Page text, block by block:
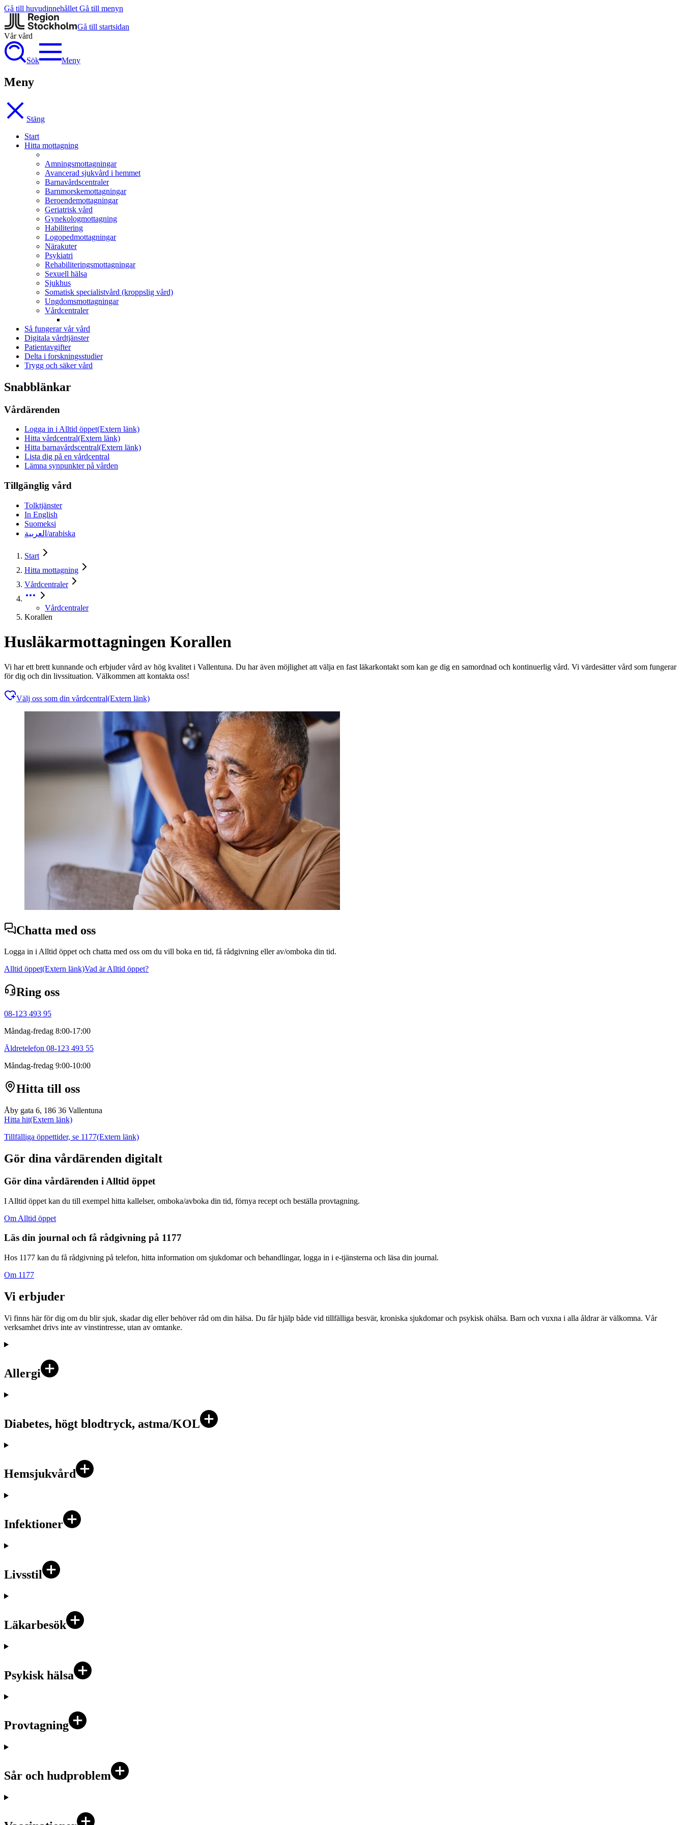
Gå till huvudinnehållet Gå till menyn
Gå till startsidan
Vår vård
Sök Meny
Meny
Stäng
Start
Hitta mottagning
Amningsmottagningar
Avancerad sjukvård i hemmet
Barnavårdscentraler
Barnmorskemottagningar
Beroendemottagningar
Geriatrisk vård
Gynekologmottagning
Habilitering
Logopedmottagningar
Närakuter
Psykiatri
Rehabiliteringsmottagningar
Sexuell hälsa
Sjukhus
Somatisk specialistvård (kroppslig vård)
Ungdomsmottagningar
Vårdcentraler
Så fungerar vår vård
Digitala vårdtjänster
Patientavgifter
Delta i forskningsstudier
Trygg och säker vård
Snabblänkar
Vårdärenden
Logga in i Alltid öppet(Extern länk)
Hitta vårdcentral(Extern länk)
Hitta barnavårdscentral(Extern länk)
Lista dig på en vårdcentral
Lämna synpunkter på vården
Tillgänglig vård
Tolktjänster
In English
Suomeksi
العربية/arabiska
Start
Hitta mottagning
Vårdcentraler
Vårdcentraler
Korallen
Husläkarmottagningen Korallen
Vi har ett brett kunnande och erbjuder vård av hög kvalitet i Vallentuna. Du har även möjlighet att välja en fast läkarkontakt som kan ge dig en samordnad och kontinuerlig vård. Vi värdesätter vård som fungerar
för dig och din livssituation. Välkommen att kontakta oss!
Välj oss som din vårdcentral(Extern länk)
Chatta med oss
Logga in i Alltid öppet och chatta med oss om du vill boka en tid, få rådgivning eller av/omboka din tid.
Alltid öppet(Extern länk)Vad är Alltid öppet?
Ring oss
08-123 493 95
Måndag-fredag 8:00-17:00
Äldretelefon 08-123 493 55
Måndag-fredag 9:00-10:00
Hitta till oss
Åby gata 6, 186 36 Vallentuna
Hitta hit(Extern länk)
Tillfälliga öppettider, se 1177(Extern länk)
Gör dina vårdärenden digitalt
Gör dina vårdärenden i Alltid öppet
I Alltid öppet kan du till exempel hitta kallelser, omboka/avboka din tid, förnya recept och beställa provtagning.
Om Alltid öppet
Läs din journal och få rådgivning på 1177
Hos 1177 kan du få rådgivning på telefon, hitta information om sjukdomar och behandlingar, logga in i e-tjänsterna och läsa din journal.
Om 1177
Vi erbjuder
Vi finns här för dig om du blir sjuk, skadar dig eller behöver råd om din hälsa. Du får hjälp både vid tillfälliga besvär, kroniska sjukdomar och psykisk ohälsa. Barn och vuxna i alla åldrar är välkomna. Vår
verksamhet drivs inte av vinstintresse, utan av omtanke.
Allergi
Diabetes, högt blodtryck, astma/KOL
Hemsjukvård
Infektioner
Livsstil
Läkarbesök
Psykisk hälsa
Provtagning
Sår och hudproblem